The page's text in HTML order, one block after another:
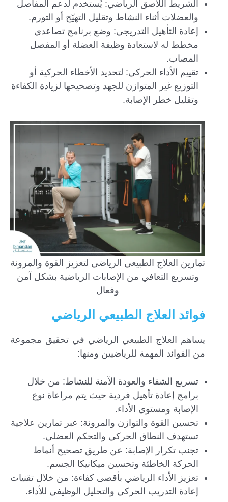
الشريط اللاصق الرياضي: يُستخدم لدعم المفاصل
والعضلات أثناء النشاط وتقليل التهيّج أو التورم.
إعادة التأهيل التدريجي: وضع برنامج تصاعدي
مخطط له لاستعادة وظيفة العضلة أو المفصل
المصاب.
تقييم الأداء الحركي: لتحديد الأخطاء الحركية أو
التوزيع غير المتوازن للجهد وتصحيحها لزيادة الكفاءة
وتقليل خطر الإصابة.
تمارين العلاج الطبيعي الرياضي لتعزيز القوة والمرونة
وتسريع التعافي من الإصابات الرياضية بشكل آمن
وفعال
فوائد العلاج الطبيعي الرياضي
يساهم العلاج الطبيعي الرياضي في تحقيق مجموعة
من الفوائد المهمة للرياضيين ومنها:
تسريع الشفاء والعودة الآمنة للنشاط: من خلال
برامج إعادة تأهيل فردية حيث يتم مراعاة نوع
الإصابة ومستوى الأداء.
تحسين القوة والتوازن والمرونة: عبر تمارين علاجية
تستهدف النطاق الحركي والتحكم العضلي.
تجنب تكرار الإصابة: عن طريق تصحيح أنماط
الحركة الخاطئة وتحسين ميكانيكا الجسم.
تعزيز الأداء الرياضي بأقصى كفاءة: من خلال تقنيات
إعادة التدريب الحركي والتحليل الوظيفي للأداء.